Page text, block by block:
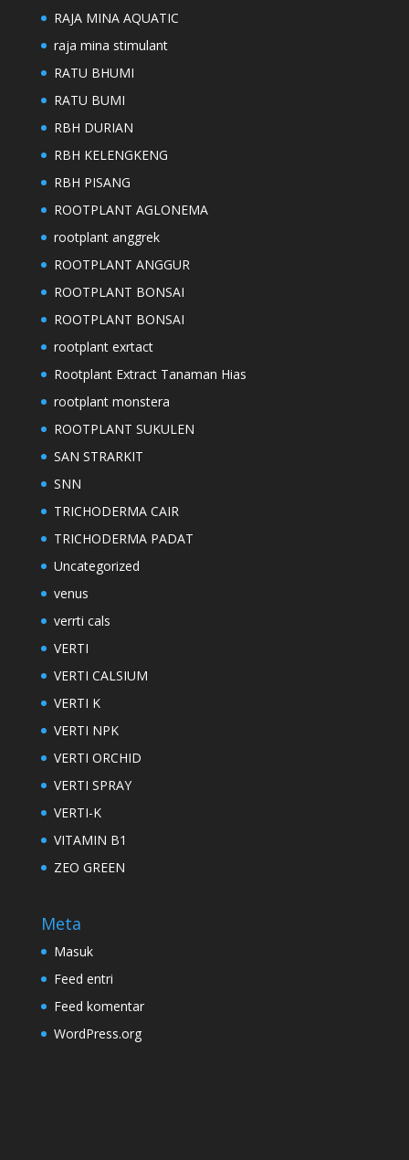
RAJA MINA AQUATIC
raja mina stimulant
RATU BHUMI
RATU BUMI
RBH DURIAN
RBH KELENGKENG
RBH PISANG
ROOTPLANT AGLONEMA
rootplant anggrek
ROOTPLANT ANGGUR
ROOTPLANT BONSAI
ROOTPLANT BONSAI
rootplant exrtact
Rootplant Extract Tanaman Hias
rootplant monstera
ROOTPLANT SUKULEN
SAN STRARKIT
SNN
TRICHODERMA CAIR
TRICHODERMA PADAT
Uncategorized
venus
verrti cals
VERTI
VERTI CALSIUM
VERTI K
VERTI NPK
VERTI ORCHID
VERTI SPRAY
VERTI-K
VITAMIN B1
ZEO GREEN
Meta
Masuk
Feed entri
Feed komentar
WordPress.org